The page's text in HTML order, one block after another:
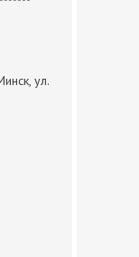
ул.